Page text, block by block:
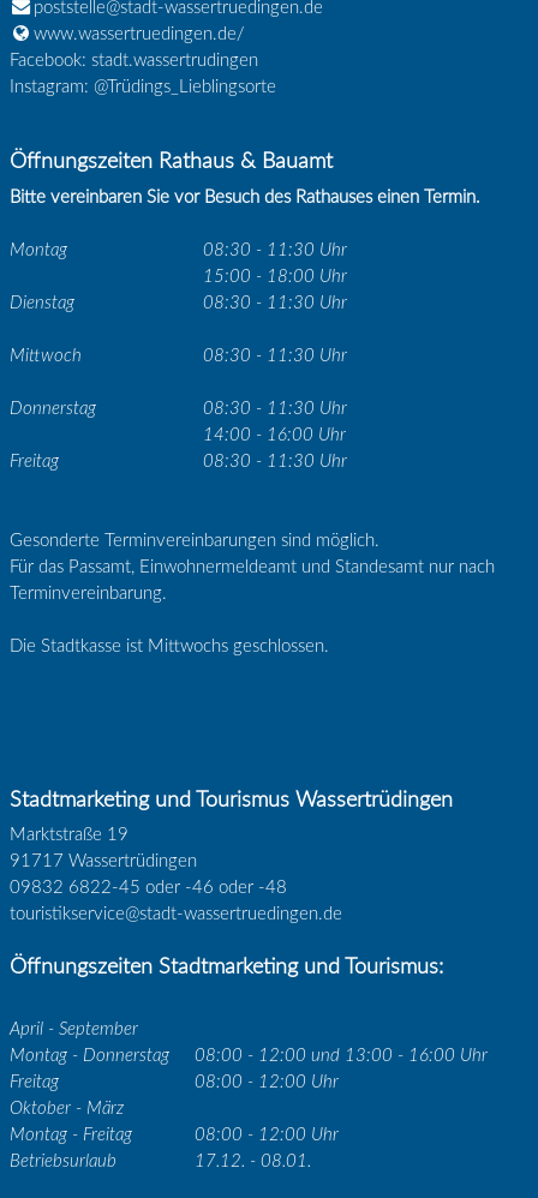
poststelle@stadt-wassertruedingen.de
www.wassertruedingen.de/
Facebook: stadt.wassertrudingen
Instagram: @Trüdings_Lieblingsorte
Öffnungszeiten Rathaus & Bauamt
Bitte vereinbaren Sie vor Besuch des Rathauses einen Termin.
Montag
08:30 - 11:30 Uhr
15:00 - 18:00 Uhr
Dienstag
08:30 - 11:30 Uhr
Mittwoch 08:30 - 11:30 Uhr
Donnerstag
08:30 - 11:30 Uhr
14:00 - 16:00 Uhr
Freitag
08:30 - 11:30 Uhr
Gesonderte Terminvereinbarungen sind möglich.
Für das Passamt, Einwohnermeldeamt und Standesamt nur nach
Terminvereinbarung.
Die Stadtkasse ist Mittwochs geschlossen.
Stadtmarketing und Tourismus Wassertrüdingen
Marktstraße 19
91717 Wassertrüdingen
09832 6822-45 oder -46 oder -48
touristikservice@stadt-wassertruedingen.de
Öffnungszeiten Stadtmarketing und Tourismus:
April - September
Montag - Donnerstag
08:00 - 12:00 und 13:00 - 16:00 Uhr
Freitag
08:00 - 12:00 Uhr
Oktober - März
Montag - Freitag
08:00 - 12:00 Uhr
Betriebsurlaub
17.12. - 08.01.